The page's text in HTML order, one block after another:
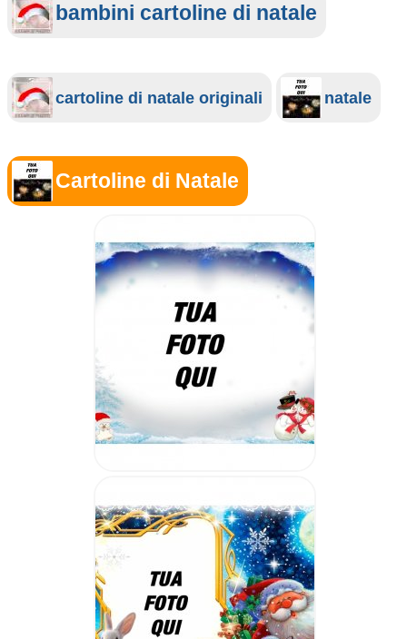
bambini cartoline di natale
cartoline di natale originali natale
Cartoline di Natale